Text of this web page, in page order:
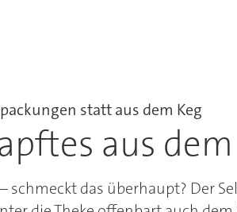
statt aus dem Keg
aus
schmeckt das überhaupt? Der